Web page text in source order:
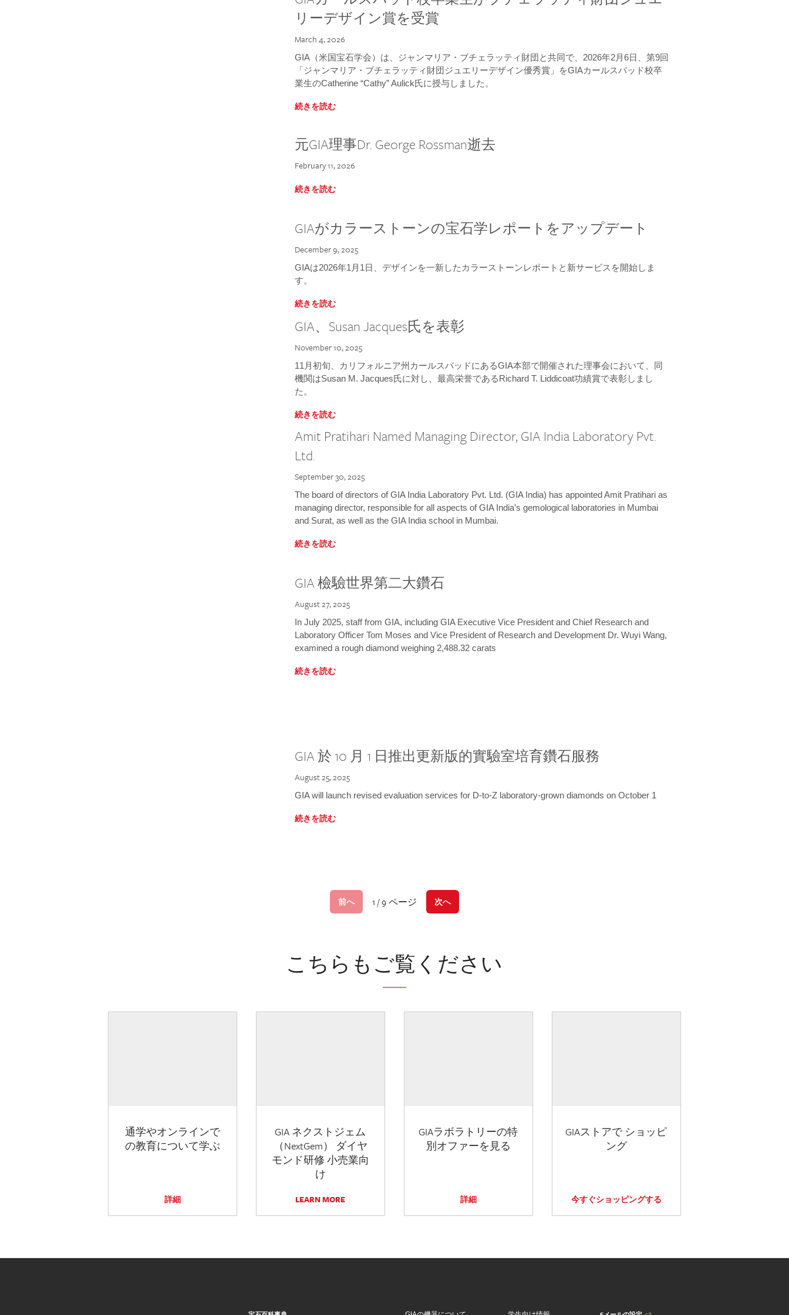
リーデザイン賞を受賞
March 4, 2026
GIA（米国宝石学会）は、ジャンマリア・ブチェラッティ財団と共同で、2026年2月6日、第9回
「ジャンマリア・ブチェラッティ財団ジュエリーデザイン優秀賞」をGIAカールスバッド校卒
業生のCatherine “Cathy” Aulick氏に授与しました。
続きを読む
元GIA理事Dr. George Rossman逝去
February 11, 2026
続きを読む
GIAがカラーストーンの宝石学レポートをアップデート
December 9, 2025
GIAは2026年1月1日、デザインを一新したカラーストーンレポートと新サービスを開始しま
す。
続きを読む
GIA、Susan Jacques氏を表彰
November 10, 2025
11月初旬、カリフォルニア州カールスバッドにあるGIA本部で開催された理事会において、同
機関はSusan M. Jacques氏に対し、最高栄誉であるRichard T. Liddicoat功績賞で表彰しまし
た。
続きを読む
Amit Pratihari Named Managing Director, GIA India Laboratory Pvt.
Ltd.
September 30, 2025
The board of directors of GIA India Laboratory Pvt. Ltd. (GIA India) has appointed Amit Pratihari as
managing director, responsible for all aspects of GIA India’s gemological laboratories in Mumbai
and Surat, as well as the GIA India school in Mumbai.
続きを読む
GIA 檢驗世界第二大鑽石
August 27, 2025
In July 2025, staff from GIA, including GIA Executive Vice President and Chief Research and
Laboratory Officer Tom Moses and Vice President of Research and Development Dr. Wuyi Wang,
examined a rough diamond weighing 2,488.32 carats
続きを読む
GIA 於 10 月 1 日推出更新版的實驗室培育鑽石服務
August 25, 2025
GIA will launch revised evaluation services for D-to-Z laboratory-grown diamonds on October 1
続きを読む
前へ 1 / 9 ページ 次へ
こちらもご覧ください
通学やオンラインで
の教育について学ぶ
詳細
GIA ネクストジェム
（NextGem） ダイヤ
モンド研修 小売業向
け
LEARN MORE
GIAラボラトリーの特
別オファーを見る
詳細
GIAストアで ショッピ
ング
今すぐショッピングする